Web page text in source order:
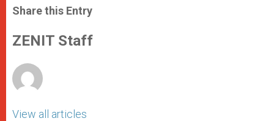
t
s
p
p
s
e
g
e
e
b
o
k
Share this Entry
ZENIT Staff
View all articles